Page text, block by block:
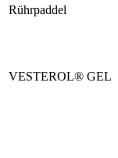
Rührpaddel
VESTEROL® GEL